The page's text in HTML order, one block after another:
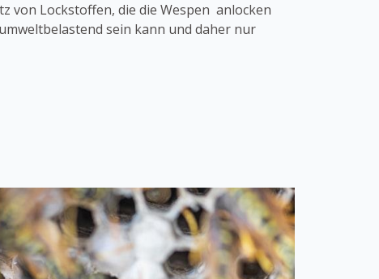
von Lockstoffen, die die Wespen anlocken
sein kann und daher nur